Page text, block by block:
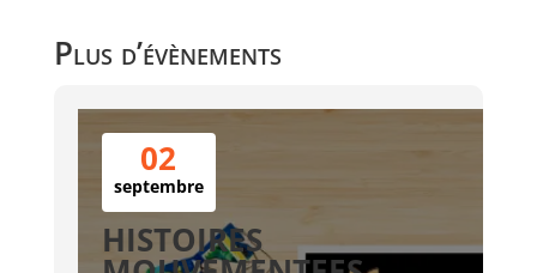
Plus d’évènements
02
septembre
HISTOIRES